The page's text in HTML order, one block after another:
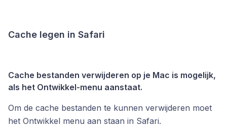
Cache legen in Safari
Cache bestanden verwijderen op je Mac is mogelijk,
als het Ontwikkel-menu aanstaat.
Om de cache bestanden te kunnen verwijderen moet
het Ontwikkel menu aan staan in Safari.